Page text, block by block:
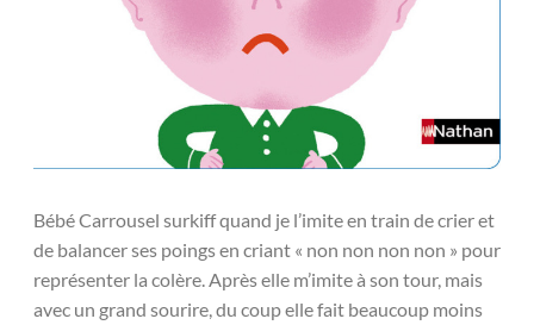
Bébé Carrousel surkiff quand je l’imite en train de crier et
de balancer ses poings en criant « non non non non » pour
représenter la colère. Après elle m’imite à son tour, mais
avec un grand sourire, du coup elle fait beaucoup moins